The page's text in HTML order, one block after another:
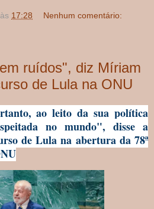
às 17:28 Nenhum comentário:
ruídos", diz Míriam
de Lula na ONU
ao leito da sua política
no mundo", disse a
de Lula na abertura da 78ª